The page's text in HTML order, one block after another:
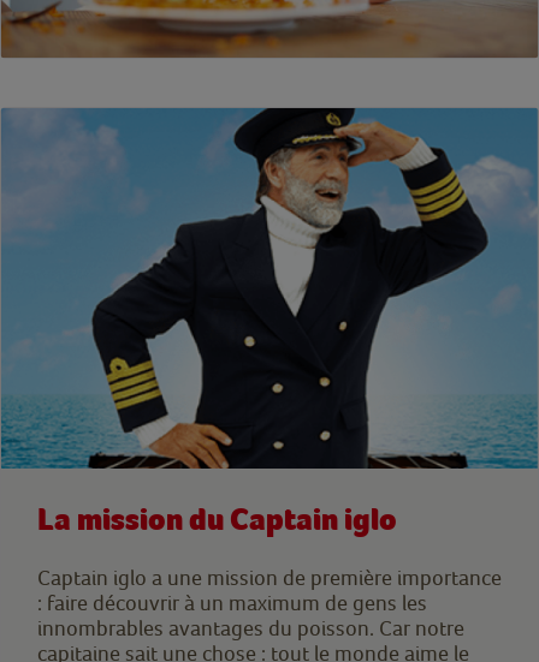
La mission du Captain iglo
Captain iglo a une mission de première importance
: faire découvrir à un maximum de gens les
innombrables avantages du poisson. Car notre
capitaine sait une chose : tout le monde aime le